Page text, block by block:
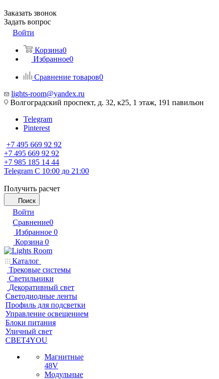
Заказать звонок
Задать вопрос
Войти
Корзина0
Избранное0
Сравнение товаров0
lights-room@yandex.ru
Волгоградский проспект, д. 32, к25, 1 этаж, 191 павильон
Telegram
Pinterest
+7 495 669 92 92
+7 495 669 92 92
+7 985 185 14 44
Telegram С 10:00 до 21:00
Получить расчет
Поиск
Войти
Сравнение0
Избранное 0
Корзина 0
Каталог
Трековые системы
Светильники
Декоративный свет
Светодиодные ленты
Профиль для подсветки
Управление освещением
Блоки питания
Уличный свет
СВЕТ4YOU
Магнитные
48V
Модульные